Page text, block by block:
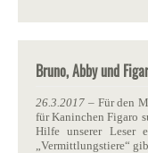
Bruno, Abby und
26.3.2017 – Für den
für Kaninchen Figaro
Hilfe unserer Leser
„Vermittlungstiere“